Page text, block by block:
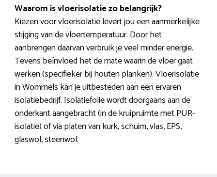
Waarom is vloerisolatie zo belangrijk?
Kiezen voor vloerisolatie levert jou een aanmerkelijke
stijging van de vloertemperatuur. Door het
aanbrengen daarvan verbruik je veel minder energie.
Tevens beïnvloed het de mate waarin de vloer gaat
werken (specifieker bij houten planken). Vloerisolatie
in Wommels kan je uitbesteden aan een ervaren
isolatiebedrijf. Isolatiefolie wordt doorgaans aan de
onderkant aangebracht (in de kruipruimte met PUR-
isolatie) of via platen van kurk, schuim, vlas, EPS,
glaswol, steenwol.